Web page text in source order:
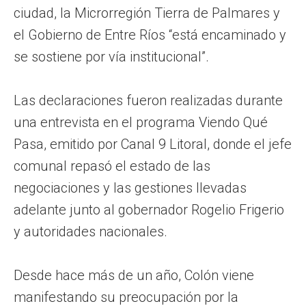
ciudad, la Microrregión Tierra de Palmares y
el Gobierno de Entre Ríos “está encaminado y
se sostiene por vía institucional”.
Las declaraciones fueron realizadas durante
una entrevista en el programa Viendo Qué
Pasa, emitido por Canal 9 Litoral, donde el jefe
comunal repasó el estado de las
negociaciones y las gestiones llevadas
adelante junto al gobernador Rogelio Frigerio
y autoridades nacionales.
Desde hace más de un año, Colón viene
manifestando su preocupación por la